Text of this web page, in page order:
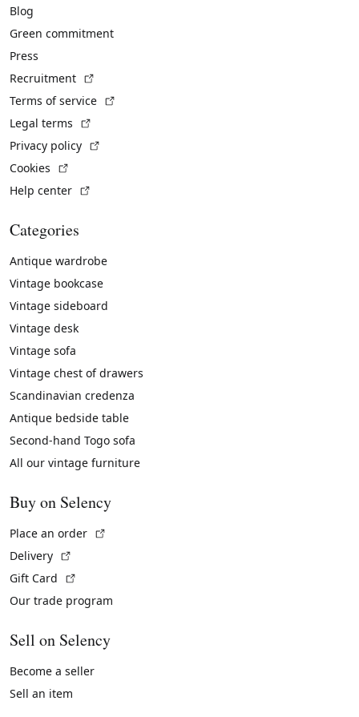
Blog
Green commitment
Press
Recruitment
Terms of service
Legal terms
Privacy policy
Cookies
Help center
Categories
Antique wardrobe
Vintage bookcase
Vintage sideboard
Vintage desk
Vintage sofa
Vintage chest of drawers
Scandinavian credenza
Antique bedside table
Second-hand Togo sofa
All our vintage furniture
Buy on Selency
Place an order
Delivery
Gift Card
Our trade program
Sell on Selency
Become a seller
Sell an item